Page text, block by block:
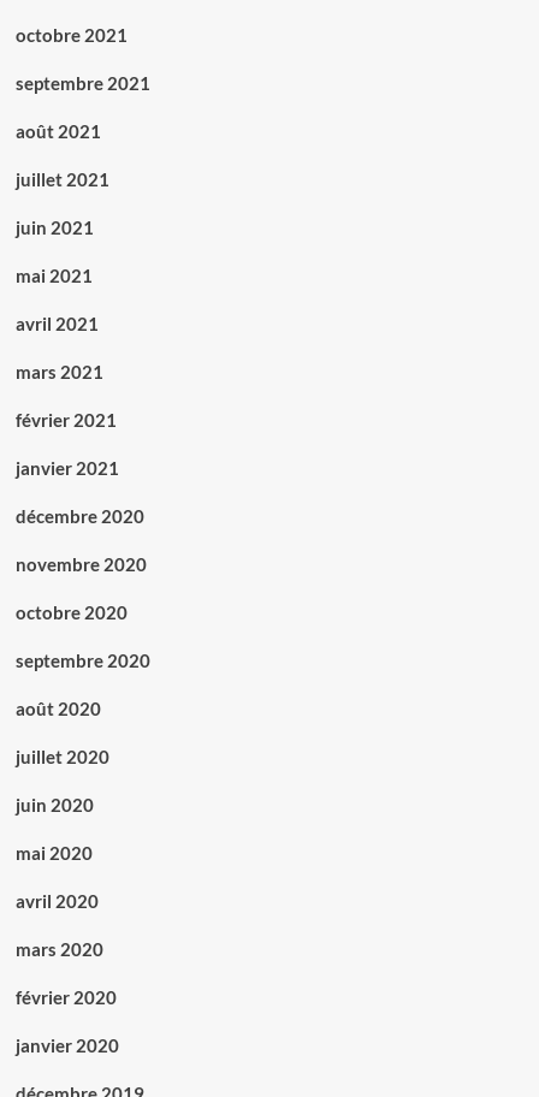
octobre 2021
septembre 2021
août 2021
juillet 2021
juin 2021
mai 2021
avril 2021
mars 2021
février 2021
janvier 2021
décembre 2020
novembre 2020
octobre 2020
septembre 2020
août 2020
juillet 2020
juin 2020
mai 2020
avril 2020
mars 2020
février 2020
janvier 2020